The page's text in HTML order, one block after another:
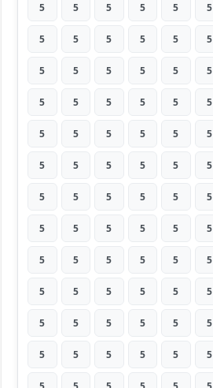
5 5 5 5 5 5
5 5 5 5 5 5
5 5 5 5 5 5
5 5 5 5 5 5
5 5 5 5 5 5
5 5 5 5 5 5
5 5 5 5 5 5
5 5 5 5 5 5
5 5 5 5 5 5
5 5 5 5 5 5
5 5 5 5 5 5
5 5 5 5 5 5